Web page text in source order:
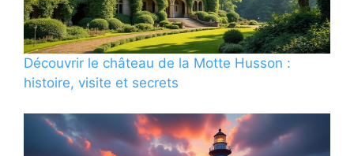
Découvrir le château de la Motte Husson :
histoire, visite et secrets